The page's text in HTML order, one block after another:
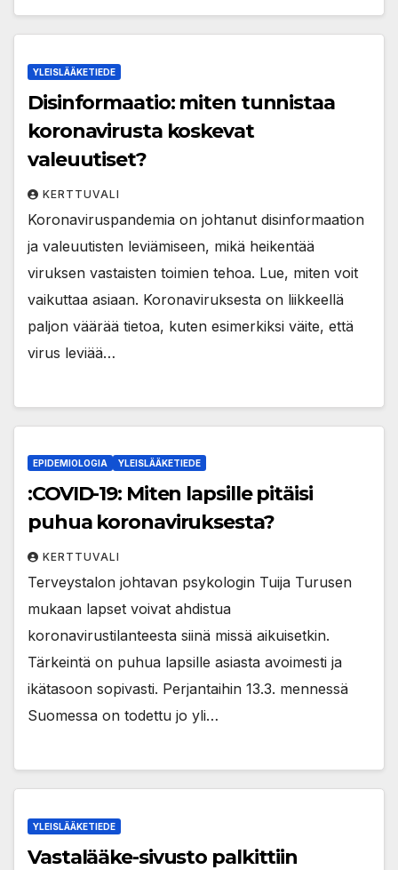
YLEISLÄÄKETIEDE
Disinformaatio: miten tunnistaa
koronavirusta koskevat
valeuutiset?
KERTTUVALI
Koronaviruspandemia on johtanut disinformaation
ja valeuutisten leviämiseen, mikä heikentää
viruksen vastaisten toimien tehoa. Lue, miten voit
vaikuttaa asiaan. Koronaviruksesta on liikkeellä
paljon väärää tietoa, kuten esimerkiksi väite, että
virus leviää…
EPIDEMIOLOGIA YLEISLÄÄKETIEDE
:COVID-19: Miten lapsille pitäisi
puhua koronaviruksesta?
KERTTUVALI
Terveystalon johtavan psykologin Tuija Turusen
mukaan lapset voivat ahdistua
koronavirustilanteesta siinä missä aikuisetkin.
Tärkeintä on puhua lapsille asiasta avoimesti ja
ikätasoon sopivasti. Perjantaihin 13.3. mennessä
Suomessa on todettu jo yli…
YLEISLÄÄKETIEDE
Vastalääke-sivusto palkittiin